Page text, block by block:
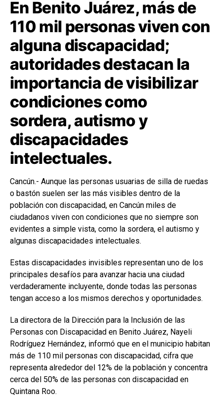
En Benito Juárez, más de
110 mil personas viven con
alguna discapacidad;
autoridades destacan la
importancia de visibilizar
condiciones como
sordera, autismo y
discapacidades
intelectuales.
Cancún.- Aunque las personas usuarias de silla de ruedas
o bastón suelen ser las más visibles dentro de la
población con discapacidad, en Cancún miles de
ciudadanos viven con condiciones que no siempre son
evidentes a simple vista, como la sordera, el autismo y
algunas discapacidades intelectuales.
Estas discapacidades invisibles representan uno de los
principales desafíos para avanzar hacia una ciudad
verdaderamente incluyente, donde todas las personas
tengan acceso a los mismos derechos y oportunidades.
La directora de la Dirección para la Inclusión de las
Personas con Discapacidad en Benito Juárez, Nayeli
Rodríguez Hernández, informó que en el municipio habitan
más de 110 mil personas con discapacidad, cifra que
representa alrededor del 12% de la población y concentra
cerca del 50% de las personas con discapacidad en
Quintana Roo.